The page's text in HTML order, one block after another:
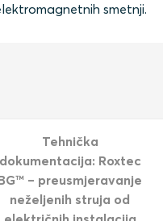
smetnji.
Tehnička
dokumentacija: Roxtec
– preusmjeravanje
neželjenih struja od